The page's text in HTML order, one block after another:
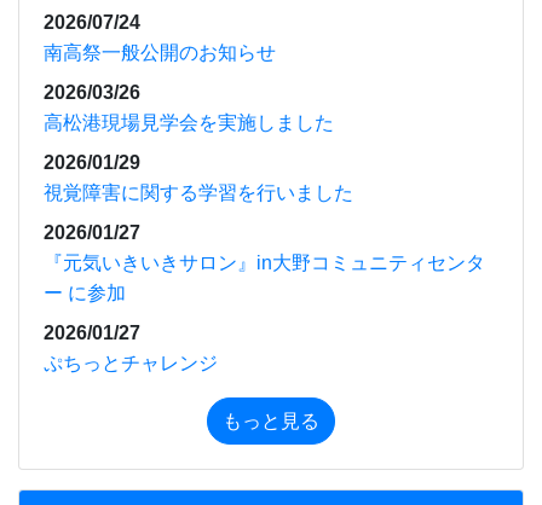
2026/07/24
南高祭一般公開のお知らせ
2026/03/26
高松港現場見学会を実施しました
2026/01/29
視覚障害に関する学習を行いました
2026/01/27
『元気いきいきサロン』in大野コミュニティセンタ
ー に参加
2026/01/27
ぷちっとチャレンジ
もっと見る